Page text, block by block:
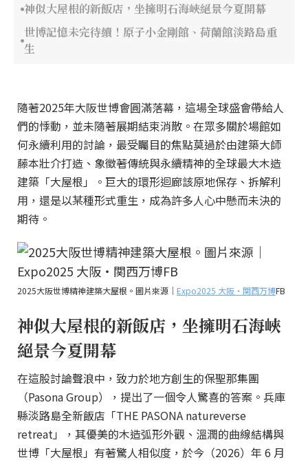
神似大屋根的新飯店，坐擁明石海峽絕景今夏開幕
世博記憶未完待續！原子小金剛館、荷蘭館淡路島重
生
隨著2025年大阪世博會圓滿落幕，這場全球盛會帶給人
們的悸動，並未隨著展期結束消散。在眾多關於場館如
何永續利用的討論，最受矚目的焦點莫過於由建築大師
藤本壯介打造、象徵著傳統與永續精神的全球最大木造
建築「大屋根」。巨大的環形迴廊該原地保存、拆解利
用，還是以某種形式重生，成為許多人心中懸而未決的
期待。
2025大阪世博精神建築大屋根。圖片來源｜ Expo2025 大阪・関西万博FB
神似大屋根的新飯店，坐擁明石海峽
絕景今夏開幕
在這股討論聲浪中，致力於地方創生的保聖那集團
（Pasona Group），提出了一個令人驚喜的答案。兵庫
縣淡路島全新飯店「THE PASONA natureverse
retreat」，其優美的木造弧形外觀、溫潤的曲線結構與
世博「大屋根」有著驚人相似度，於今（2026）年 6 月